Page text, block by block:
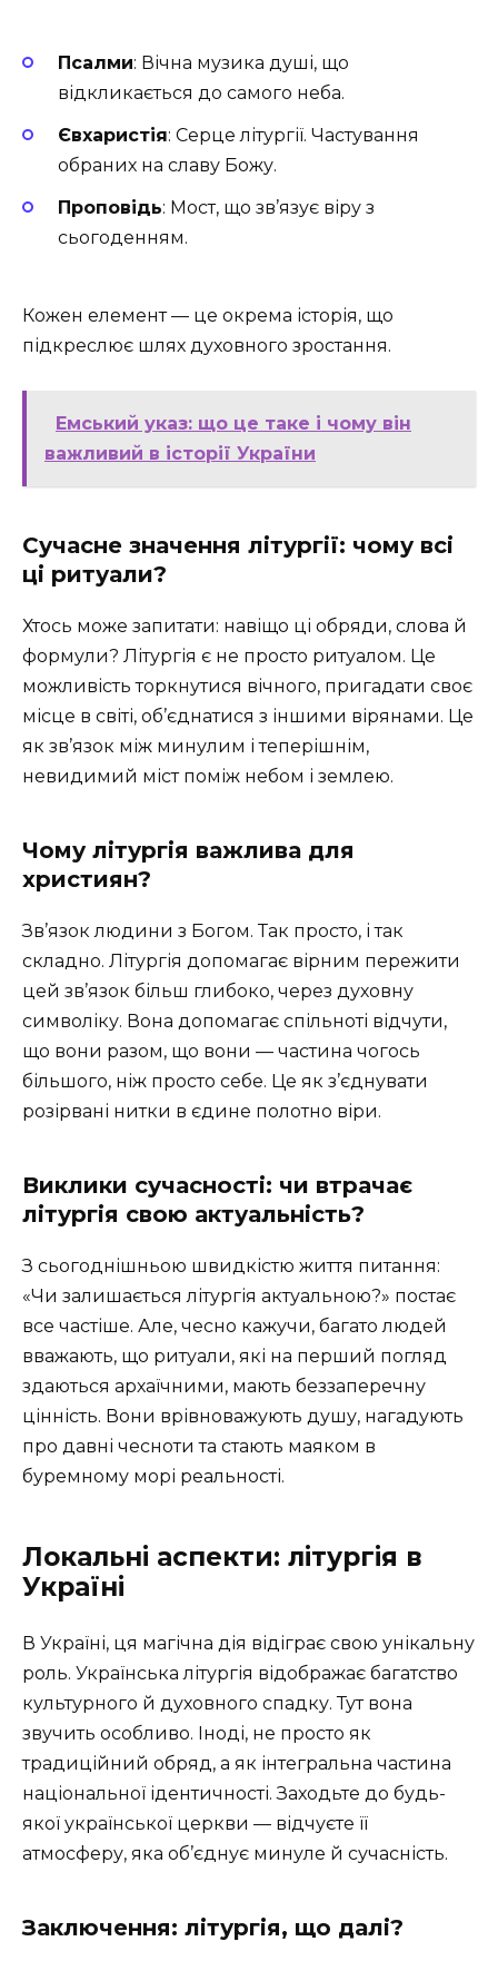
Псалми: Вічна музика душі, що
відкликається до самого неба.
Євхаристія: Серце літургії. Частування
обраних на славу Божу.
Проповідь: Мост, що зв’язує віру з
сьогоденням.
Кожен елемент — це окрема історія, що
підкреслює шлях духовного зростання.
Емський указ: що це таке і чому він
важливий в історії України
Сучасне значення літургії: чому всі
ці ритуали?
Хтось може запитати: навіщо ці обряди, слова й
формули? Літургія є не просто ритуалом. Це
можливість торкнутися вічного, пригадати своє
місце в світі, об’єднатися з іншими вірянами. Це
як зв’язок між минулим і теперішнім,
невидимий міст поміж небом і землею.
Чому літургія важлива для
християн?
Зв’язок людини з Богом. Так просто, і так
складно. Літургія допомагає вірним пережити
цей зв’язок більш глибоко, через духовну
символіку. Вона допомагає спільноті відчути,
що вони разом, що вони — частина чогось
більшого, ніж просто себе. Це як з’єднувати
розірвані нитки в єдине полотно віри.
Виклики сучасності: чи втрачає
літургія свою актуальність?
З сьогоднішньою швидкістю життя питання:
«Чи залишається літургія актуальною?» постає
все частіше. Але, чесно кажучи, багато людей
вважають, що ритуали, які на перший погляд
здаються архаїчними, мають беззаперечну
цінність. Вони врівноважують душу, нагадують
про давні чесноти та стають маяком в
буремному морі реальності.
Локальні аспекти: літургія в
Україні
В Україні, ця магічна дія відіграє свою унікальну
роль. Українська літургія відображає багатство
культурного й духовного спадку. Тут вона
звучить особливо. Іноді, не просто як
традиційний обряд, а як інтегральна частина
національної ідентичності. Заходьте до будь-
якої української церкви — відчуєте її
атмосферу, яка об’єднує минуле й сучасність.
Заключення: літургія, що далі?